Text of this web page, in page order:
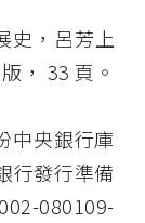
史，呂芳上
， 33 頁。
中央銀行庫
行發行準備
080109-